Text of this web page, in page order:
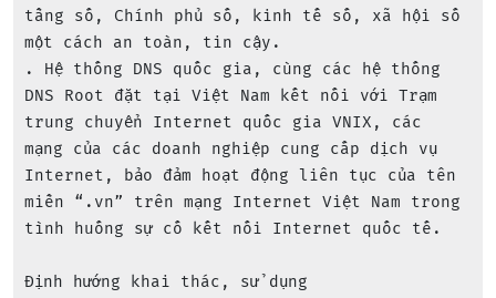
tầng số, Chính phủ số, kinh tế số, xã hội số
một cách an toàn, tin cậy.
. Hệ thống DNS quốc gia, cùng các hệ thống
DNS Root đặt tại Việt Nam kết nối với Trạm
trung chuyển Internet quốc gia VNIX, các
mạng của các doanh nghiệp cung cấp dịch vụ
Internet, bảo đảm hoạt động liên tục của tên
miền “.vn” trên mạng Internet Việt Nam trong
tình huống sự cố kết nối Internet quốc tế.
Định hướng khai thác, sử dụng